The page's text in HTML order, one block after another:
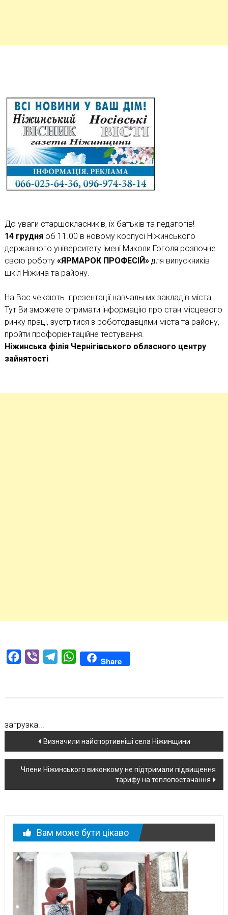
До уваги старшокласників, їх батьків та педагогів!
14 грудняоб 11.00 в новому корпусі Ніжинського
державного університету імені Миколи Гоголя розпочне
свою роботу «ЯРМАРОК ПРОФЕСІЙ»для випускників
шкіл Ніжина та району.
На Вас чекають презентації навчальних закладів міста.
Тут Ви зможете отримати інформацію про стан місцевого
ринку праці, зустрітися з роботодавцями міста та району,
пройти профорієнтаційне тестування.
Ніжинська філія Чернігівського обласного центру
зайнятості
Facebook
Viber TelegramWhatsAppShare
загрузка...
Навігація
по
новині
Визначили найспортивніші села Ніжинщини
Члени Нiжинського виконкому не підтримали підвищення
тарифу на теплопостачання
Вам може бути цікаво